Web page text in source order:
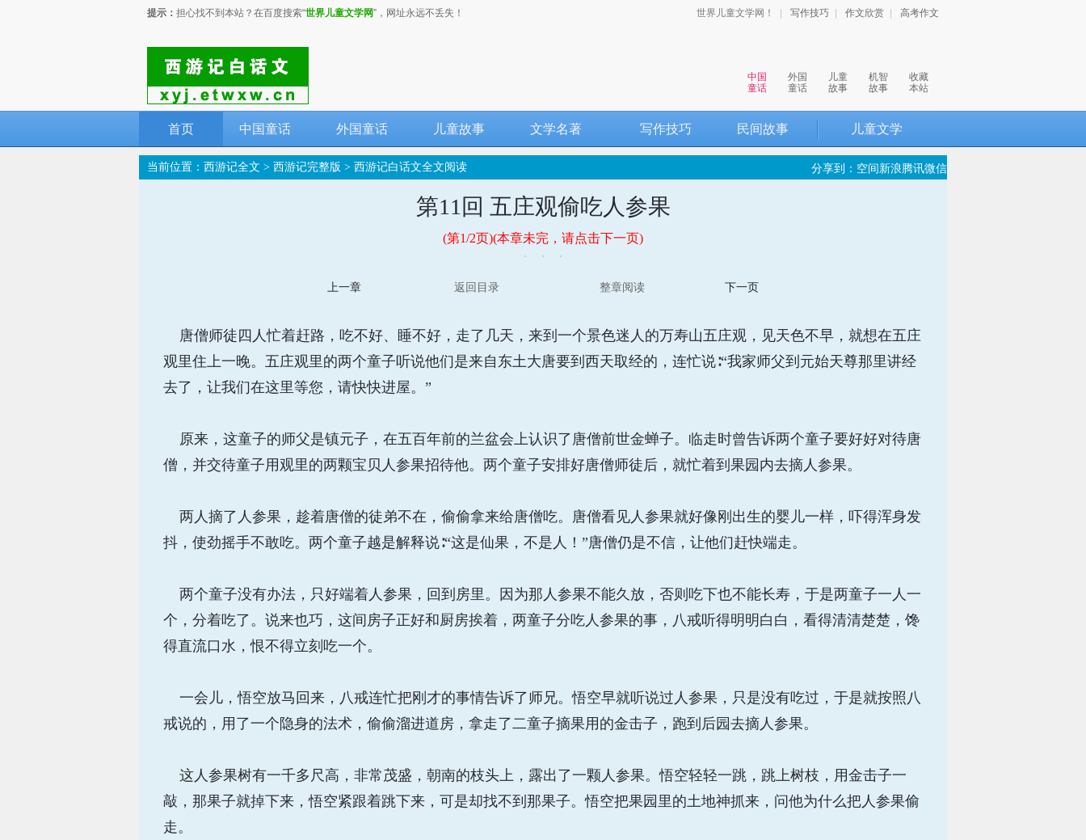
提示： 担心找不到本站？在百度搜索“世界儿童文学网”，网址永远不丢失！ 世界儿童文学网！ 写作技巧 作文欣赏 高考作文
中国
童话
外国
童话
儿童
故事
机智
故事
收藏
本站
首页 中国童话 外国童话 儿童故事 文学名著 写作技巧 民间故事 儿童文学
当前位置： 西游记全文 > 西游记完整版 > 西游记白话文全文阅读 分享到： 空间 新浪腾讯微信
第11回 五庄观偷吃人参果
(第1/2页)(本章未完，请点击下一页)
上一章 返回目录 整章阅读 下一页
唐僧师徒四人忙着赶路，吃不好、睡不好，走了几天，来到一个景色迷人的万寿山五庄观，见天色不早，就想在五庄
观里住上一晚。五庄观里的两个童子听说他们是来自东土大唐要到西天取经的，连忙说∶“我家师父到元始天尊那里讲经
去了，让我们在这里等您，请快快进屋。”
原来，这童子的师父是镇元子，在五百年前的兰盆会上认识了唐僧前世金蝉子。临走时曾告诉两个童子要好好对待唐
僧，并交待童子用观里的两颗宝贝人参果招待他。两个童子安排好唐僧师徒后，就忙着到果园内去摘人参果。
两人摘了人参果，趁着唐僧的徒弟不在，偷偷拿来给唐僧吃。唐僧看见人参果就好像刚出生的婴儿一样，吓得浑身发
抖，使劲摇手不敢吃。两个童子越是解释说∶“这是仙果，不是人！”唐僧仍是不信，让他们赶快端走。
两个童子没有办法，只好端着人参果，回到房里。因为那人参果不能久放，否则吃下也不能长寿，于是两童子一人一
个，分着吃了。说来也巧，这间房子正好和厨房挨着，两童子分吃人参果的事，八戒听得明明白白，看得清清楚楚，馋
得直流口水，恨不得立刻吃一个。
一会儿，悟空放马回来，八戒连忙把刚才的事情告诉了师兄。悟空早就听说过人参果，只是没有吃过，于是就按照八
戒说的，用了一个隐身的法术，偷偷溜进道房，拿走了二童子摘果用的金击子，跑到后园去摘人参果。
这人参果树有一千多尺高，非常茂盛，朝南的枝头上，露出了一颗人参果。悟空轻轻一跳，跳上树枝，用金击子一
敲，那果子就掉下来，悟空紧跟着跳下来，可是却找不到那果子。悟空把果园里的土地神抓来，问他为什么把人参果偷
走。